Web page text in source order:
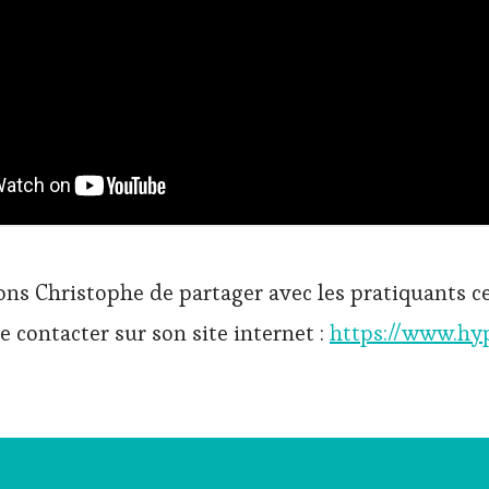
Christophe de partager avec les pratiquants
contacter sur son site internet : https://